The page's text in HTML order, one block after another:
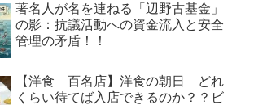
著名人が名を連ねる「辺野古基金」
の影：抗議活動への資金流入と安全
管理の矛盾！！
【洋食 百名店】洋食の朝日 どれ
くらい待てば入店できるのか？？ビ